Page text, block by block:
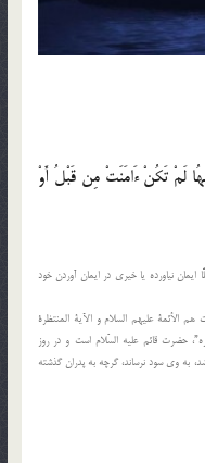
لَمْ تَكُنْ ءَامَنَتْ مِن قَبْلُ أَوْ
نیاورده یا خیرى در ایمان آوردن خود
الأئمة علیهم السلام و الآیة المنتظرة
حضرت قائم علیه السّلام است و در روز
به وى سود نرساند، گرچه به پدران گذشته